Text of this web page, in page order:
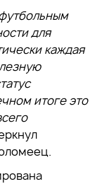
для
каждая
итоге это